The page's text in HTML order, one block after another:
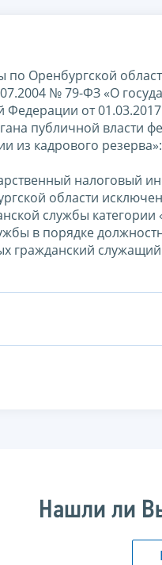
Оренбургской
№ 79-ФЗ «О
Федерации от
публичной власти
из кадрового резерва»:
налоговый
области
службы категории
в порядке
гражданский
Нашли ли